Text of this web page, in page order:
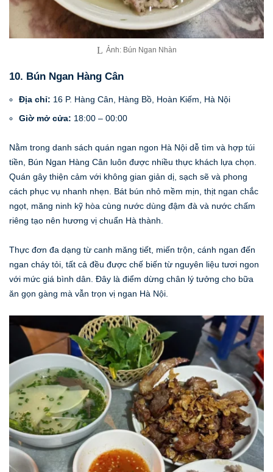
Ảnh: Bún Ngan Nhàn
10. Bún Ngan Hàng Cân
Địa chỉ: 16 P. Hàng Cân, Hàng Bồ, Hoàn Kiếm, Hà Nội
Giờ mở cửa: 18:00 – 00:00
Nằm trong danh sách quán ngan ngon Hà Nội dễ tìm và hợp túi
tiền, Bún Ngan Hàng Cân luôn được nhiều thực khách lựa chọn.
Quán gây thiện cảm với không gian giản dị, sạch sẽ và phong
cách phục vụ nhanh nhẹn. Bát bún nhỏ mềm mịn, thịt ngan chắc
ngọt, măng ninh kỹ hòa cùng nước dùng đậm đà và nước chấm
riêng tạo nên hương vị chuẩn Hà thành.
Thực đơn đa dạng từ canh măng tiết, miến trộn, cánh ngan đến
ngan cháy tỏi, tất cả đều được chế biến từ nguyên liệu tươi ngon
với mức giá bình dân. Đây là điểm dừng chân lý tưởng cho bữa
ăn gọn gàng mà vẫn trọn vị ngan Hà Nội.